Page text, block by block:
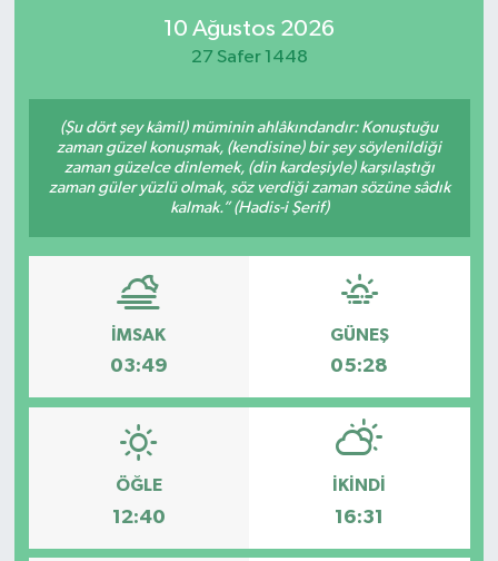
10 Ağustos 2026
27 Safer 1448
(Şu dört şey kâmil) müminin ahlâkındandır: Konuştuğu
zaman güzel konuşmak, (kendisine) bir şey söylenildiği
zaman güzelce dinlemek, (din kardeşiyle) karşılaştığı
zaman güler yüzlü olmak, söz verdiği zaman sözüne sâdık
kalmak.” (Hadis-i Şerif)
İMSAK
03:49
GÜNEŞ
05:28
ÖĞLE
12:40
İKINDI
16:31